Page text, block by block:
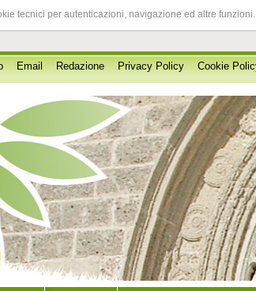
tecnici per autenticazioni, navigazione ed altre
Email Redazione Privacy Policy Cookie